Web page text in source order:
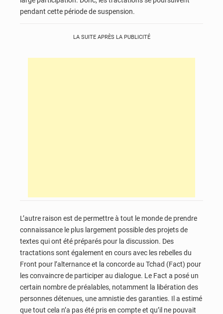
pendant cette période de suspension.
LA SUITE APRÈS LA PUBLICITÉ
L’autre raison est de permettre à tout le monde de prendre
connaissance le plus largement possible des projets de
textes qui ont été préparés pour la discussion. Des
tractations sont également en cours avec les rebelles du
Front pour l’alternance et la concorde au Tchad (Fact) pour
les convaincre de participer au dialogue. Le Fact a posé un
certain nombre de préalables, notamment la libération des
personnes détenues, une amnistie des garanties. Il a estimé
que tout cela n’a pas été pris en compte et qu’il ne pouvait